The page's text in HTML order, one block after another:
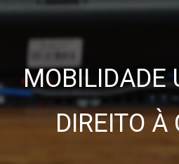
MOBILIDADE
DIREITO À